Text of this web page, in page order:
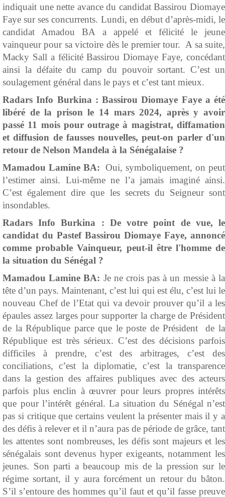
indiquait une nette avance du candidat Bassirou Diomaye
Faye sur ses concurrents. Lundi, en début d’après-midi, le
candidat Amadou BA a appelé et félicité le jeune
vainqueur pour sa victoire dès le premier tour. A sa suite,
Macky Sall a félicité Bassirou Diomaye Faye, concédant
ainsi la défaite du camp du pouvoir sortant. C’est un
soulagement général dans le pays et c’est tant mieux.
Radars Info Burkina : Bassirou Diomaye Faye a été
libéré de la prison le 14 mars 2024, après y avoir
passé 11 mois pour outrage à magistrat, diffamation
et diffusion de fausses nouvelles, peut-on parler d'un
retour de Nelson Mandela à la Sénégalaise ?
Mamadou Lamine BA: Oui, symboliquement, on peut
l’estimer ainsi. Lui-même ne l’a jamais imaginé ainsi.
C’est également dire que les secrets du Seigneur sont
insondables.
Radars Info Burkina : De votre point de vue, le
candidat du Pastef Bassirou Diomaye Faye, annoncé
comme probable Vainqueur, peut-il être l'homme de
la situation du Sénégal ?
Mamadou Lamine BA: Je ne crois pas à un messie à la
tête d’un pays. Maintenant, c’est lui qui est élu, c’est lui le
nouveau Chef de l’Etat qui va devoir prouver qu’il a les
épaules assez larges pour supporter la charge de Président
de la République parce que le poste de Président de la
République est très sérieux. C’est des décisions parfois
difficiles à prendre, c’est des arbitrages, c’est des
conciliations, c’est la diplomatie, c’est la transparence
dans la gestion des affaires publiques avec des acteurs
parfois plus enclin à œuvrer pour leurs propres intérêts
que pour l’intérêt général. La situation du Sénégal n’est
pas si critique que certains veulent la présenter mais il y a
des défis à relever et il n’aura pas de période de grâce, tant
les attentes sont nombreuses, les défis sont majeurs et les
sénégalais sont devenus hyper exigeants, notamment les
jeunes. Son parti a beaucoup mis de la pression sur le
régime sortant, il y aura forcément un retour du bâton.
S’il s’entoure des hommes qu’il faut et qu’il fasse preuve